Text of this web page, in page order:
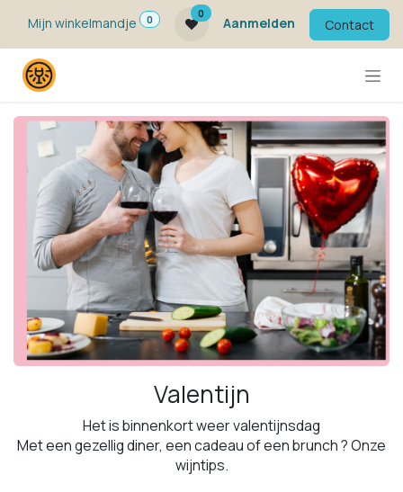
Mijn winkelmandje
0
0
Aanmelden Contact
Valentijn
Het is binnenkort weer valentijnsdag
Met een gezellig diner, een cadeau of een brunch ? Onze
wijntips.